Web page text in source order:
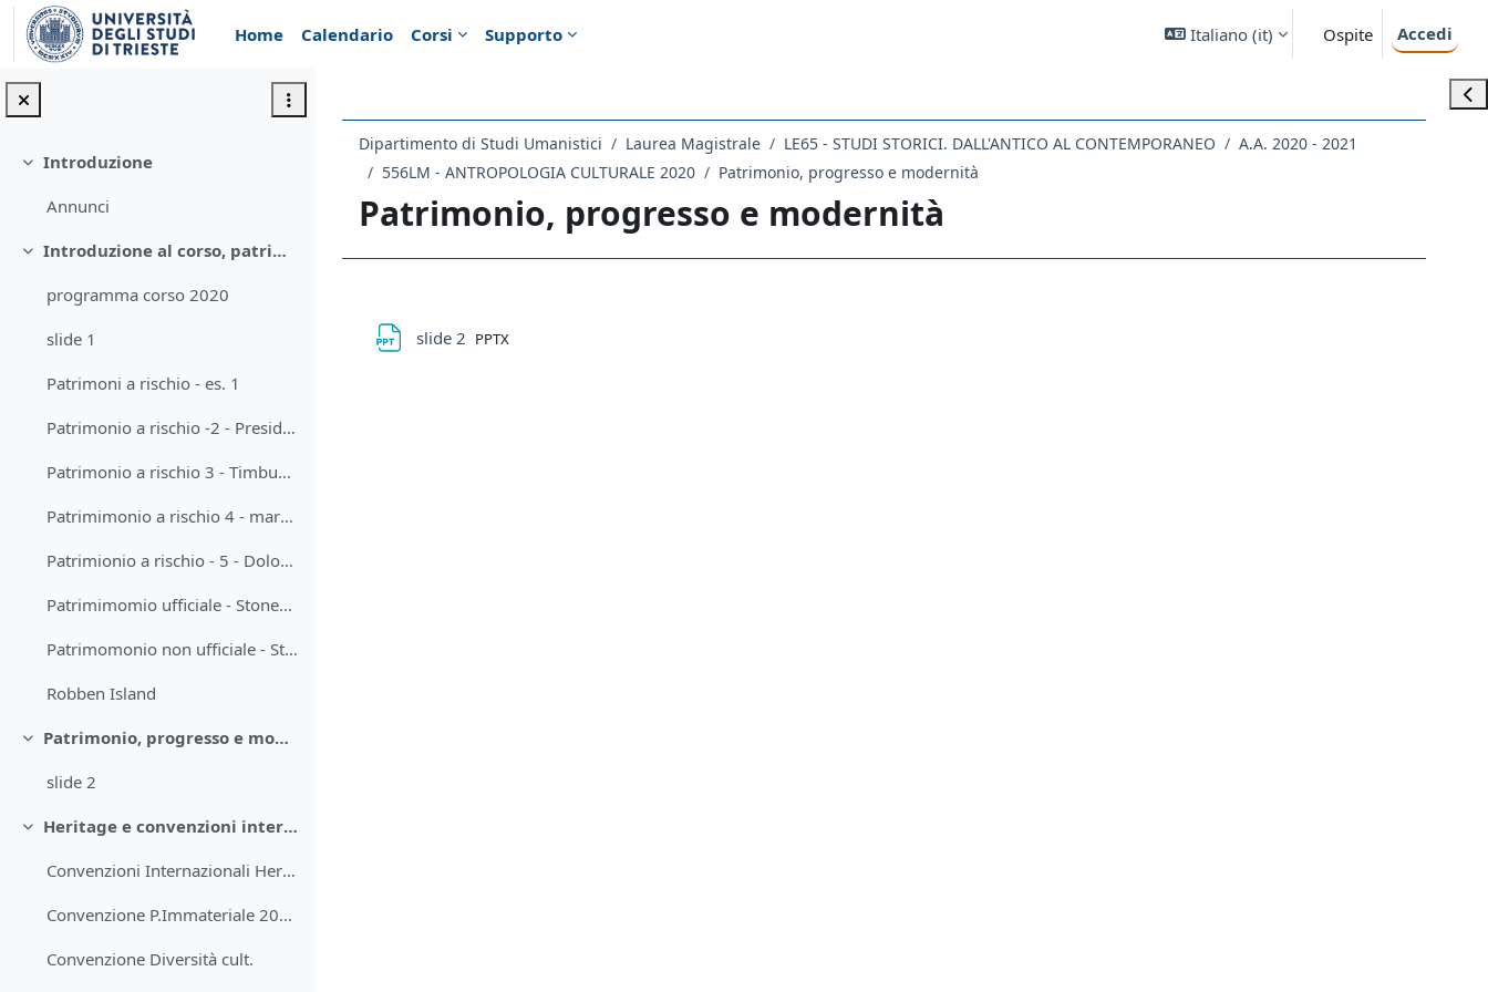
Vai al contenuto principale
Home
Calendario Corsi Supporto Italiano ‎(it)‎ Ospite Accedi
Minimizza
Introduzione
Annunci
Minimizza
Introduzione al corso, patrimonio & heritage
programma corso 2020
slide 1
Patrimoni a rischio - es. 1
Patrimonio a rischio -2 - Presidio slow food
Patrimonio a rischio 3 - Timbuctu
Patrimimonio a rischio 4 - marrakech piazza-jamaa-el-fna
Patrimionio a rischio - 5 - Dolomiti
Patrimimomio ufficiale - Stonehenge
Patrimomonio non ufficiale - Stonehenge
Robben Island
Minimizza
Patrimonio, progresso e modernità
slide 2
Minimizza
Heritage e convenzioni internazionali
Convenzioni Internazionali Heritage 1972
Convenzione P.Immateriale 2003
Convenzione Diversità cult.
Dipartimento di Studi Umanistici Laurea Magistrale LE65 - STUDI STORICI. DALL'ANTICO AL CONTEMPORANEO
A.A. 2020 - 2021
556LM - ANTROPOLOGIA CULTURALE 2020
Patrimonio, progresso e modernità
Patrimonio, progresso e modernità
slide 2 File
PPTX